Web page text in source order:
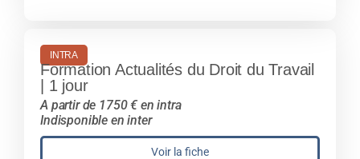
INTRA
Formation Actualités du Droit du Travail
| 1 jour
A partir de 1750 € en intra
Indisponible en inter
Voir la fiche